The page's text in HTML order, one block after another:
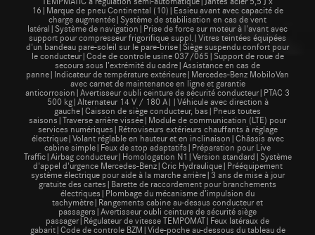
16|Marque de pneu Continental (10)|Essieu avant avec capacité de
charge augmentée|Système de stabilisation en cas de vent
latéral|Système de navigation|Prise de force sur moteur à l'avant avec
support pour compresseur frigorifique suppl.|Vitres teintées équipées
d'un bandeau pare-soleil sur le pare-brise|Siège suspendu confort pour
le conducteur|Code de controle usine 037/065|Support de roue de
secours sous l’extrémité du cadre|Assistance en cas de
panne|Indicateur de température extérieure|Mercedes-Benz MobiloVan
avec carnet de maintenance en ligne et garantie
anticorrosion|Avertisseur oubli ceinture de sécurité conducteur|PTAC 3
500 kg|Alternateur 14 V / 180 A||Véhicule avec direction à
gauche|Caisson de siège conducteur, bas|Pneus toutes
saisons|Traverse arrière vissée|Module de communication (LTE) pour
services numériques|Rétroviseurs extérieurs chauffants à réglage
électrique|Volant réglable en hauteur et en inclinaison|Châssis avec
cabine simple|Feux de stop adaptatifs|Préparation pour Live
Traffic|Airbag conducteur|Homologation N1|Version standard|Système
d'appel d'urgence Mercedes-Benz|Cric Hydraulique|Prééquipement
système électrique pour aide à la marche arrière|3 ans de mise à jour
gratuite des cartes|Barette de raccordement pour branchements
électriques|Plombage du mécanisme d’impulsion du
tachymètre|Rangements cabine au-dessus conducteur et
passagers|Avertisseur oubli ceinture de sécurité siège
passager|Régulateur de vitesse TEMPOMAT|Feux latéraux de
gabarit|Code de controle BZM|Vide-poche au-dessous du tableau de